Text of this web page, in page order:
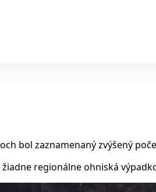
bol zaznamenaný zvýšený
regionálne ohniská